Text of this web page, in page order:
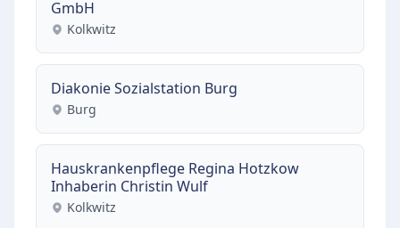
GmbH
Kolkwitz
Diakonie Sozialstation Burg
Burg
Hauskrankenpflege Regina Hotzkow
Inhaberin Christin Wulf
Kolkwitz